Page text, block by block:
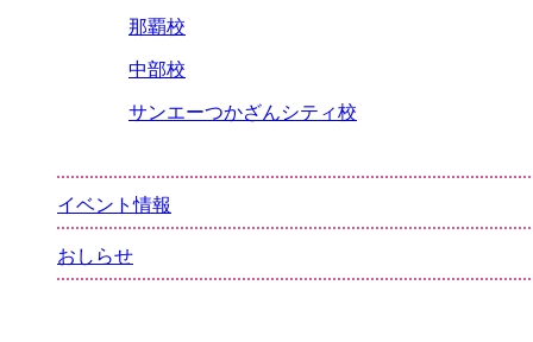
那覇校
中部校
サンエーつかざんシティ校
イベント情報
おしらせ